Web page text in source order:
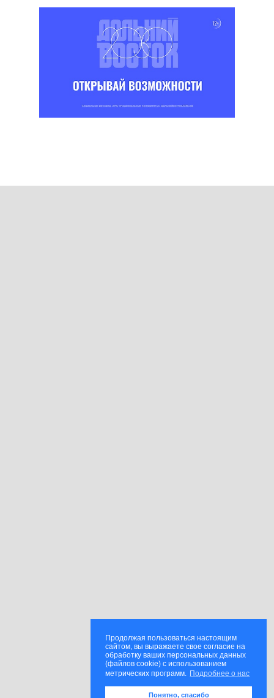
Продолжая пользоваться настоящим
сайтом, вы выражаете свое согласие на
обработку ваших персональных данных
(файлов cookie) с использованием
метрических программ. Подробнее о нас
Понятно, спасибо